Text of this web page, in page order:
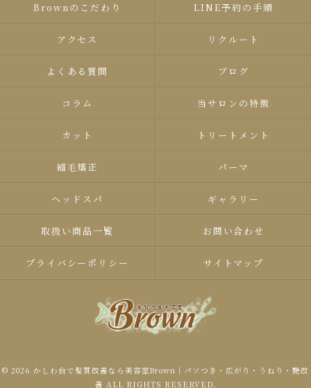
Brown​のこだわり LINE予約の手順
アクセス リクルート
よくある質問 ブログ
コラム 当サロンの特徴
カット トリートメント
縮毛矯正 パーマ
ヘッドスパ ギャラリー
取扱い商品一覧 お問い合わせ
プライバシーポリシー サイトマップ
© 2026 かしわ台で髪質改善なら美容室Brown｜パソつき・広がり・うねり・艶改
善 ALL RIGHTS RESERVED.